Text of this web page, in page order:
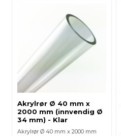
Akrylrør Ø 40 mm x
2000 mm (innvendig Ø
34 mm) - Klar
Akrylrør Ø 40 mm x 2000 mm